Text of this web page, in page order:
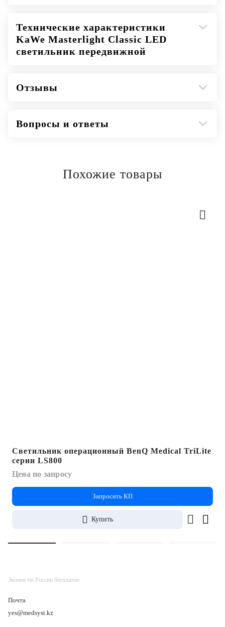
Максимальный рабочий диапазон — 170 см
Вес (нетто) — 4,7 кг
Технические характеристики
KaWe Masterlight Classic LED
светильник передвижной
Отзывы
Вопросы и ответы
Похожие товары
Светильник операционный BenQ Medical TriLite
серии LS800
Цена по запросу
Запросить КП
Купить
Звонок по России бесплатно
Почта
yes@medsyst.kz